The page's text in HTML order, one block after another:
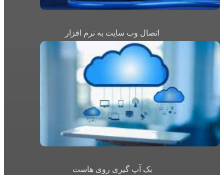
اتصال وب سایت به نرم افزار
بک آپ گیری روی هاست